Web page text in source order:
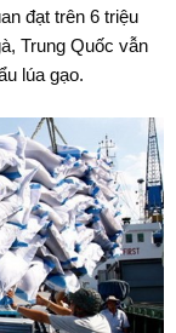
đạt trên 6 triệu
Trung Quốc vẫn
lúa gạo.